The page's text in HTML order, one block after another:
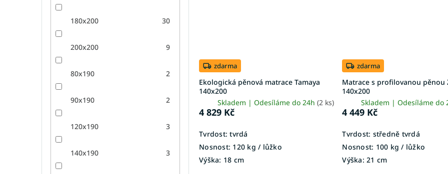
180x200 30
200x200 9
80x190 2
90x190 2
120x190 3
140x190 3
zdarma
Ekologická pěnová matrace Tamaya
140x200
Skladem | Odesíláme do 24h(2 ks)
4 829 Kč
Tvrdost: tvrdá
Nosnost: 120 kg / lůžko
Výška: 18 cm
zdarma
Matrace s profilovanou pěnou
140x200
Skladem | Odesíláme do
4 449 Kč
Tvrdost: středně tvrdá
Nosnost: 100 kg / lůžko
Výška: 21 cm